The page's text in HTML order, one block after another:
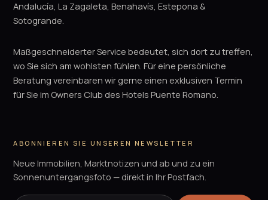
Andalucía, La Zagaleta, Benahavís, Estepona &
Sotogrande.
Maßgeschneiderter Service bedeutet, sich dort zu treffen,
wo Sie sich am wohlsten fühlen. Für eine persönliche
Beratung vereinbaren wir gerne einen exklusiven Termin
für Sie im Owners Club des Hotels Puente Romano.
ABONNIEREN SIE UNSEREN NEWSLETTER
Neue Immobilien, Marktnotizen und ab und zu ein
Sonnenuntergangsfoto — direkt in Ihr Postfach.